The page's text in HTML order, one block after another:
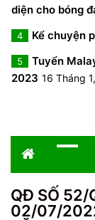
diện cho bóng
4 Kể chuyện
5
Tuyển
2023 16 Tháng
QĐ SỐ 52/
02/07/